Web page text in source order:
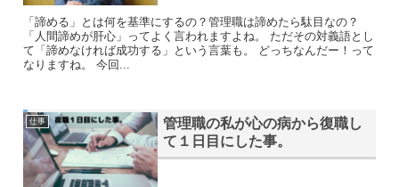
「諦める」とは何を基準にするの？管理職は諦めたら駄目なの？
「人間諦めが肝心」ってよく言われますよね。 ただその対義語とし
て「諦めなければ成功する」という言葉も。 どっちなんだー！って
なりますね。 今回...
仕事
管理職の私が心の病から復職し
て１日目にした事。